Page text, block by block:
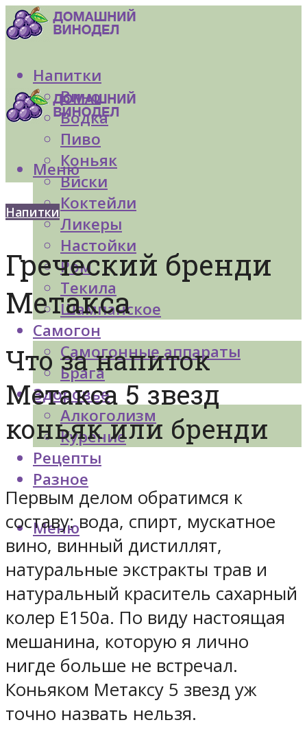
Напитки
Вино
Водка
Пиво
Коньяк
Виски
Коктейли
Ликеры
Настойки
Ром
Текила
Шампанское
Самогон
Самогонные аппараты
Брага
Здоровье
Алкоголизм
Курение
Рецепты
Разное
Меню
Меню
Напитки
Греческий бренди
Метакса
Что за напиток
Метакса 5 звезд
коньяк или бренди
Первым делом обратимся к
составу: вода, спирт, мускатное
вино, винный дистиллят,
натуральные экстракты трав и
натуральный краситель сахарный
колер Е150а. По виду настоящая
мешанина, которую я лично
нигде больше не встречал.
Коньяком Метаксу 5 звезд уж
точно назвать нельзя.